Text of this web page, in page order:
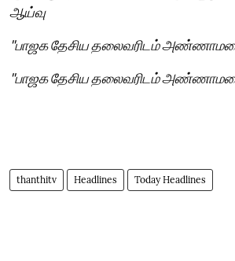
ஆய்வு
"பாஜக தேசிய தலைவரிடம் அண்ணாமலை
"பாஜக தேசிய தலைவரிடம் அண்ணாமலை
thanthitv Headlines Today Headlines